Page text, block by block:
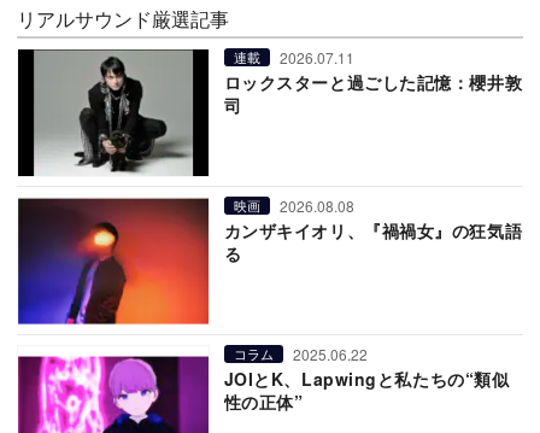
リアルサウンド厳選記事
連載 2026.07.11
ロックスターと過ごした記憶：櫻井敦
司
映画 2026.08.08
カンザキイオリ、『禍禍女』の狂気語
る
コラム 2025.06.22
JOIとK、Lapwingと私たちの“類似
性の正体”